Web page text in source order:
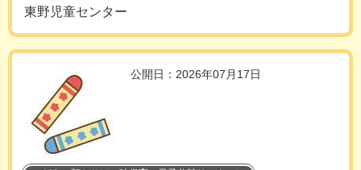
東野児童センター
公開日：2026年07月17日